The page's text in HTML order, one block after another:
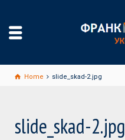
Home slide_skad-2.jpg
slide_skad-2.jpg